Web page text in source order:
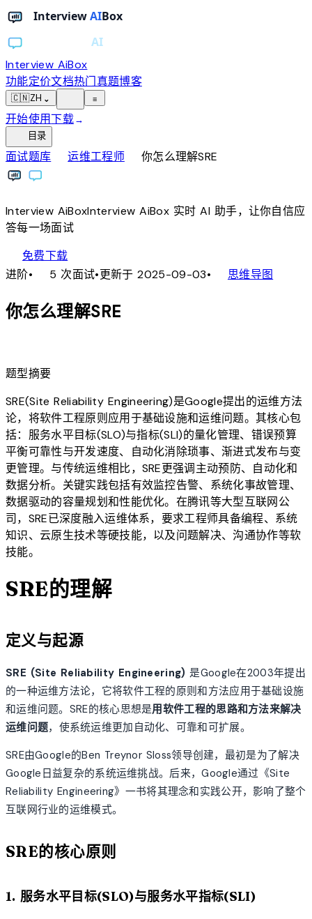
Interview AiBox
功能定价文档热门真题博客
🇨🇳ZH ⌄ ≡
开始使用下载→
目录
面试题库chevron_right运维工程师chevron_right 你怎么理解SRE
Interview AiBoxInterviewAiBox实时 AI 助手，让你自信应
答每一场面试
免费下载
进阶• 5 次面试•更新于 2025-09-03• 思维导图
你怎么理解SRE
题型摘要
SRE(Site Reliability Engineering)是Google提出的运维方法
论，将软件工程原则应用于基础设施和运维问题。其核心包
括：服务水平目标(SLO)与指标(SLI)的量化管理、错误预算
平衡可靠性与开发速度、自动化消除琐事、渐进式发布与变
更管理。与传统运维相比，SRE更强调主动预防、自动化和
数据分析。关键实践包括有效监控告警、系统化事故管理、
数据驱动的容量规划和性能优化。在腾讯等大型互联网公
司，SRE已深度融入运维体系，要求工程师具备编程、系统
知识、云原生技术等硬技能，以及问题解决、沟通协作等软
技能。
SRE的理解
定义与起源
SRE (Site Reliability Engineering) 是Google在2003年提出
的一种运维方法论，它将软件工程的原则和方法应用于基础设施
和运维问题。SRE的核心思想是用软件工程的思路和方法来解决
运维问题，使系统运维更加自动化、可靠和可扩展。
SRE由Google的Ben Treynor Sloss领导创建，最初是为了解决
Google日益复杂的系统运维挑战。后来，Google通过《Site
Reliability Engineering》一书将其理念和实践公开，影响了整个
互联网行业的运维模式。
SRE的核心原则
1. 服务水平目标(SLO)与服务水平指标(SLI)